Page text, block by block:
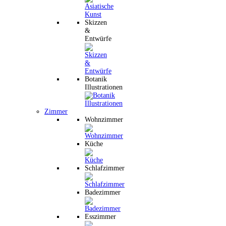
Skizzen
&
Entwürfe
Botanik
Illustrationen
Zimmer
Wohnzimmer
Küche
Schlafzimmer
Badezimmer
Esszimmer